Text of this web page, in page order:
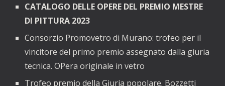
CATALOGO DELLE OPERE DEL PREMIO MESTRE
DI PITTURA 2023
Consorzio Promovetro di Murano: trofeo per il
vincitore del primo premio assegnato dalla giuria
tecnica. OPera originale in vetro
Trofeo premio della Giuria popolare. Bozzetti